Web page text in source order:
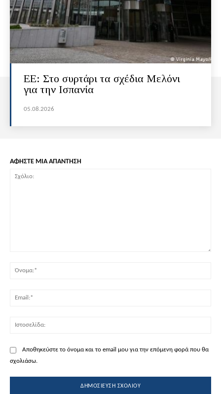
ΕΕ: Στο συρτάρι τα σχέδια Μελόνι
για την Ισπανία
05.08.2026
ΑΦΗΣΤΕ ΜΙΑ ΑΠΑΝΤΗΣΗ
Αποθηκεύστε το όνομα και το email μου για την επόμενη φορά που θα
σχολιάσω.